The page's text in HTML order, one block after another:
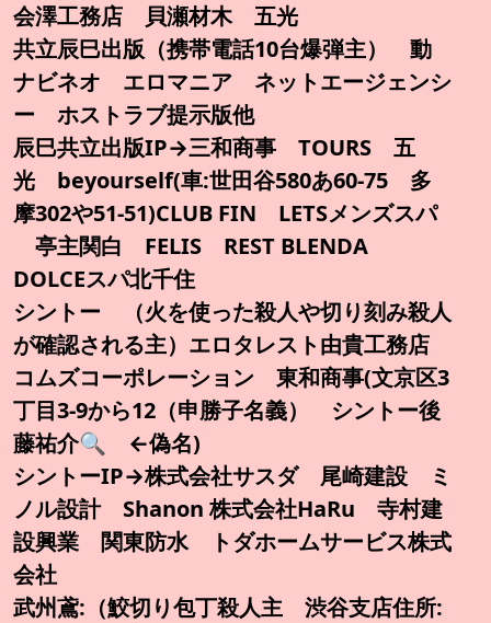
会澤工務店 貝瀬材木 五光
共立辰巳出版（携帯電話10台爆弾主） 動
ナビネオ エロマニア ネットエージェンシ
ー ホストラブ提示版他
辰巳共立出版IP→三和商事 TOURS 五
光 beyourself(車:世田谷580あ60-75 多
摩302や51-51)CLUB FIN LETSメンズスパ
亭主関白 FELIS REST BLENDA
DOLCEスパ北千住
シントー （火を使った殺人や切り刻み殺人
が確認される主）エロタレスト由貴工務店
コムズコーポレーション 東和商事(文京区3
丁目3-9から12（申勝子名義） シントー後
藤祐介🔍️ ←偽名)
シントーIP→株式会社サスダ 尾崎建設 ミ
ノル設計 Shanon 株式会社HaRu 寺村建
設興業 関東防水 トダホームサービス株式
会社
武州鳶:（鮫切り包丁殺人主 渋谷支店住所: